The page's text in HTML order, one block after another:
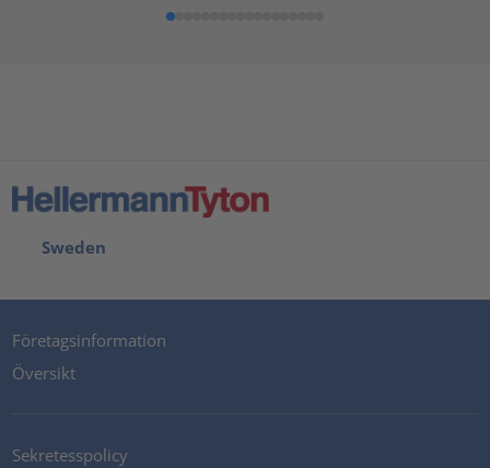
Sweden
Företagsinformation
Översikt
Sekretesspolicy